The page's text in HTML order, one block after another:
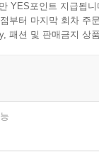
YES포인트 지급됩니
부터 마지막 회차 주
패션 및 판매금지 상